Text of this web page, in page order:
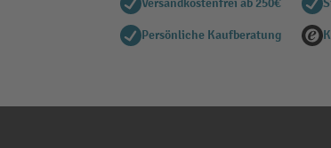
Versandkostenfrei ab 250€
Persönliche Kaufberatung